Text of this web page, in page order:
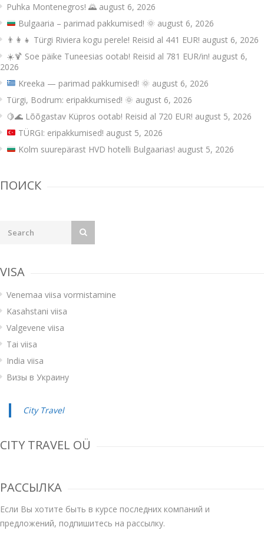
Puhka Montenegros! 🌄 august 6, 2026
Bulgaaria – parimad pakkumised! 🌞 august 6, 2026
👨‍👩‍👧 Türgi Riviera kogu perele! Reisid al 441 EUR! august 6, 2026
☀️🍹 Soe päike Tuneesias ootab! Reisid al 781 EUR/in! august 6,
2026
Kreeka — parimad pakkumised! 🌞 august 6, 2026
Türgi, Bodrum: eripakkumised! 🌞 august 6, 2026
🍋🌊 Lõõgastav Küpros ootab! Reisid al 720 EUR! august 5, 2026
TÜRGI: eripakkumised! august 5, 2026
Kolm suurepärast HVD hotelli Bulgaarias! august 5, 2026
ПОИСК
VISA
Venemaa viisa vormistamine
Kasahstani viisa
Valgevene viisa
Tai viisa
India viisa
Визы в Украину
City Travel
CITY TRAVEL OÜ
РАССЫЛКА
Если Вы хотите быть в курсе последних компаний и
предложений, подпишитесь на рассылку.